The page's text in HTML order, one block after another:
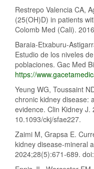
Restrepo Valencia CA,
(25(OH)D) in patients
Colomb Med (Cali).
Baraia-Etxaburu-
Estudio de los niveles
poblaciones. Gac Med
https://
Yeung WG, Toussaint
chronic kidney disease:
evidence. Clin Kidney
10.1093/ckj/sfae227.
Zaimi M, Grapsa E.
kidney disease-mineral
2024;28(5):671-689.